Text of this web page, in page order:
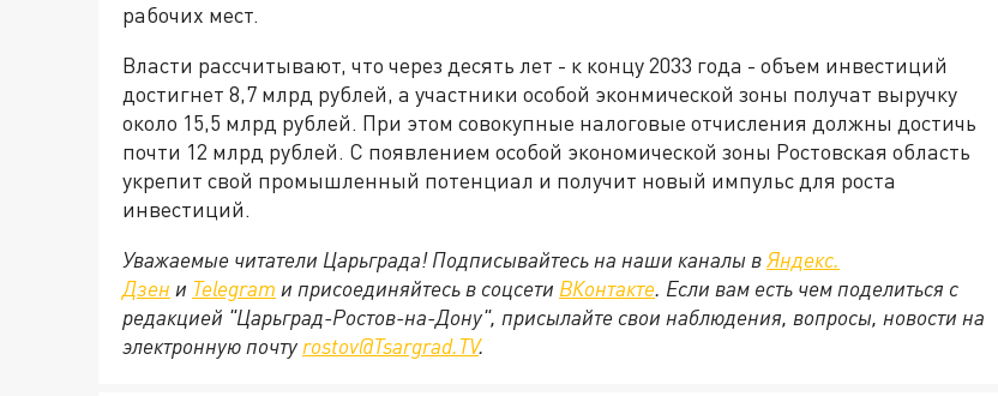
рабочих мест.
Власти рассчитывают, что через десять лет - к концу 2033 года - объем инвестиций
достигнет 8,7 млрд рублей, а участники особой эконмической зоны получат выручку
около 15,5 млрд рублей. При этом совокупные налоговые отчисления должны достичь
почти 12 млрд рублей. С появлением особой экономической зоны Ростовская область
укрепит свой промышленный потенциал и получит новый импульс для роста
инвестиций.
Уважаемые читатели Царьграда! Подписывайтесь на наши каналы вЯндекс.
Дзен и Telegram и присоединяйтесь в соцсети ВКонтакте. Если вам есть чем поделиться с
редакцией "Царьград-Ростов-на-Дону", присылайте свои наблюдения, вопросы, новости на
электронную почту rostov@Tsargrad.ТV.